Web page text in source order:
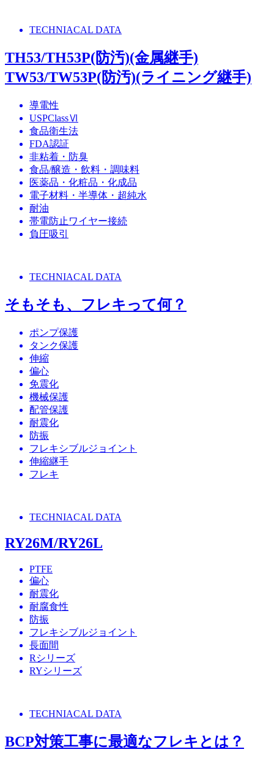
TECHNIACAL DATA
TH53/TH53P(防汚)(金属継手)
TW53/TW53P(防汚)(ライニング継手)
導電性
USPClassⅥ
食品衛生法
FDA認証
非粘着・防臭
食品/醸造・飲料・調味料
医薬品・化粧品・化成品
電子材料・半導体・超純水
耐油
帯電防止ワイヤー接続
負圧吸引
TECHNIACAL DATA
そもそも、フレキって何？
ポンプ保護
タンク保護
伸縮
偏心
免震化
機械保護
配管保護
耐震化
防振
フレキシブルジョイント
伸縮継手
フレキ
TECHNIACAL DATA
RY26M/RY26L
PTFE
偏心
耐震化
耐腐食性
防振
フレキシブルジョイント
長面間
Rシリーズ
RYシリーズ
TECHNIACAL DATA
BCP対策工事に最適なフレキとは？